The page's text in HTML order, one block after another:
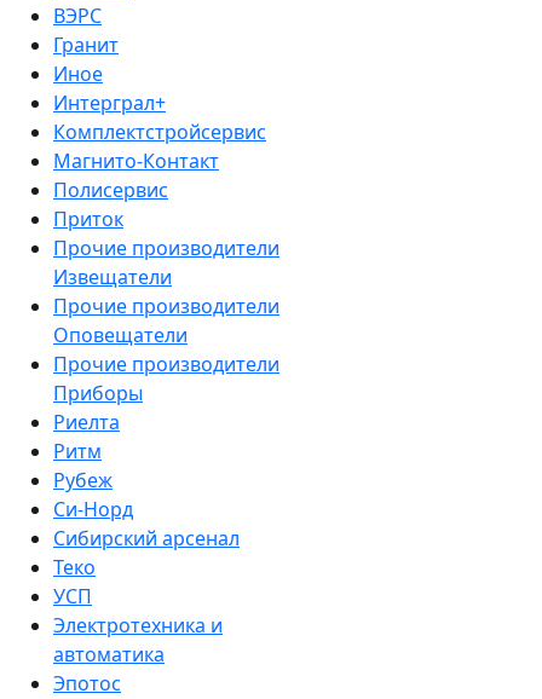
ВЭРС
Гранит
Иное
Интерграл+
Комплектстройсервис
Магнито-Контакт
Полисервис
Приток
Прочие производители
Извещатели
Прочие производители
Оповещатели
Прочие производители
Приборы
Риелта
Ритм
Рубеж
Си-Норд
Сибирский арсенал
Теко
УСП
Электротехника и
автоматика
Эпотос